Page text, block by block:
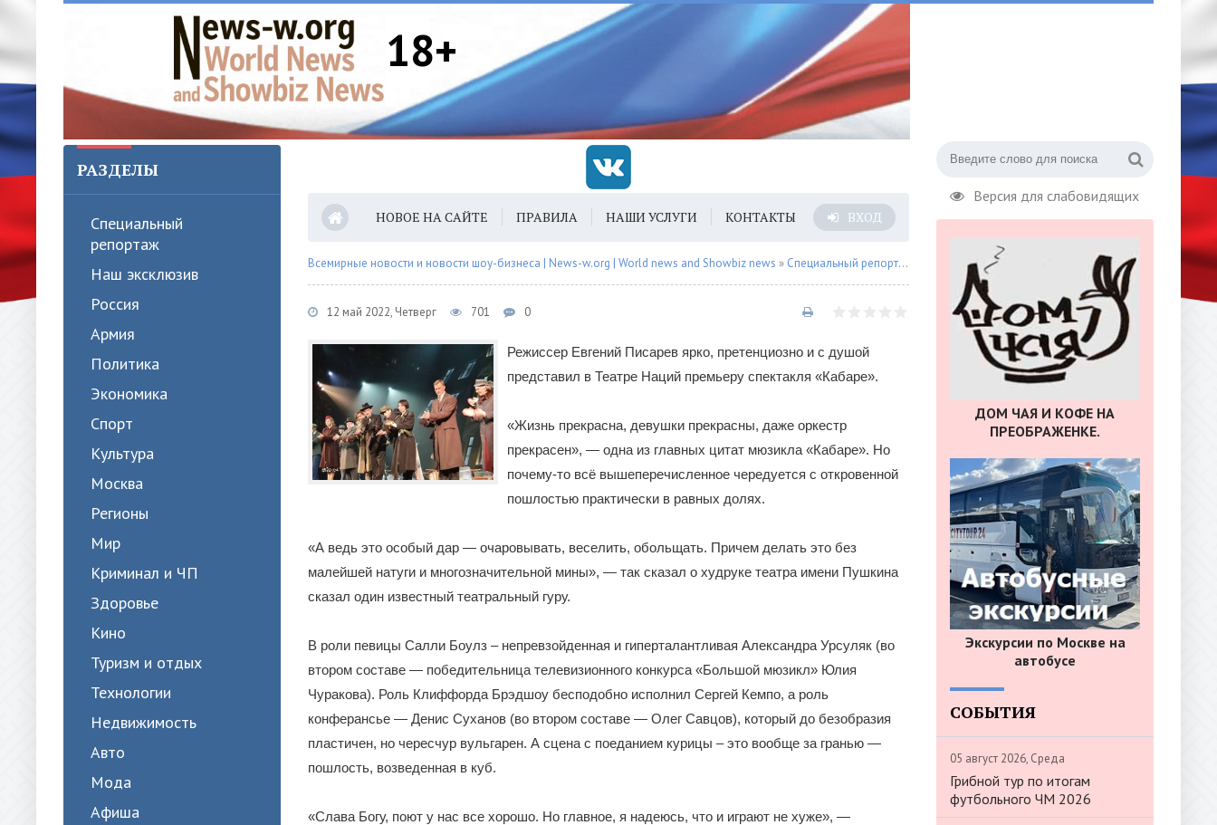
18+
Версия для слабовидящих
РАЗДЕЛЫ
Специальный
репортаж
Наш эксклюзив
Россия
Армия
Политика
Экономика
Спорт
Культура
Москва
Регионы
Мир
Криминал и ЧП
Здоровье
Кино
Туризм и отдых
Технологии
Недвижимость
Авто
Мода
Афиша
НОВОЕ НА САЙТЕ ПРАВИЛА НАШИ УСЛУГИ КОНТАКТЫ ВХОД
Всемирные новости и новости шоу-бизнеса | News-w.org | World news and Showbiz news » Специальный репортаж » Премьера музыкальной драмы «Кабаре» в Театре
12 май 2022, Четверг 701 0
Режиссер Евгений Писарев ярко, претенциозно и с душой
представил в Театре Наций премьеру спектакля «Кабаре».
«Жизнь прекрасна, девушки прекрасны, даже оркестр
прекрасен», — одна из главных цитат мюзикла «Кабаре». Но
почему-то всё вышеперечисленное чередуется с откровенной
пошлостью практически в равных долях.
«А ведь это особый дар — очаровывать, веселить, обольщать. Причем делать это без
малейшей натуги и многозначительной мины», — так сказал о худруке театра имени Пушкина
сказал один известный театральный гуру.
В роли певицы Салли Боулз – непревзойденная и гиперталантливая Александра Урсуляк (во
втором составе — победительница телевизионного конкурса «Большой мюзикл» Юлия
Чуракова). Роль Клиффорда Брэдшоу бесподобно исполнил Сергей Кемпо, а роль
конферансье — Денис Суханов (во втором составе — Олег Савцов), который до безобразия
пластичен, но чересчур вульгарен. А сцена с поеданием курицы – это вообще за гранью —
пошлость, возведенная в куб.
«Слава Богу, поют у нас все хорошо. Но главное, я надеюсь, что и играют не хуже», —
ДОМ ЧАЯ И КОФЕ НА
ПРЕОБРАЖЕНКЕ.
Экскурсии по Москве на
автобусе
СОБЫТИЯ
05 август 2026, Среда
Грибной тур по итогам
футбольного ЧМ 2026